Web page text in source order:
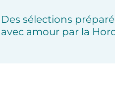
Des sélections
avec amour par la